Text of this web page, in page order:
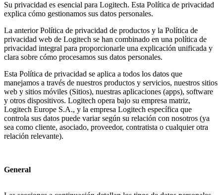
Su privacidad es esencial para Logitech. Esta Política de privacidad
explica cómo gestionamos sus datos personales.
La anterior Política de privacidad de productos y la Política de
privacidad web de Logitech se han combinado en una política de
privacidad integral para proporcionarle una explicación unificada y
clara sobre cómo procesamos sus datos personales.
Esta Política de privacidad se aplica a todos los datos que
manejamos a través de nuestros productos y servicios, nuestros sitios
web y sitios móviles (Sitios), nuestras aplicaciones (apps), software
y otros dispositivos. Logitech opera bajo su empresa matriz,
Logitech Europe S.A., y la empresa Logitech específica que
controla sus datos puede variar según su relación con nosotros (ya
sea como cliente, asociado, proveedor, contratista o cualquier otra
relación relevante).
General